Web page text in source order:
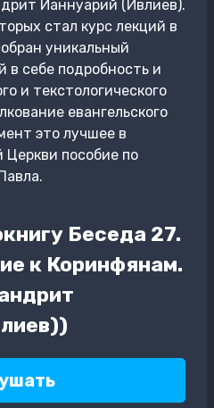
Ианнуарий (Ивлиев).
стал курс лекций в
уникальный
в себе подробность и
и текстологического
евангельского
это лучшее в
Церкви пособие по
Беседа 27.
к Коринфянам.